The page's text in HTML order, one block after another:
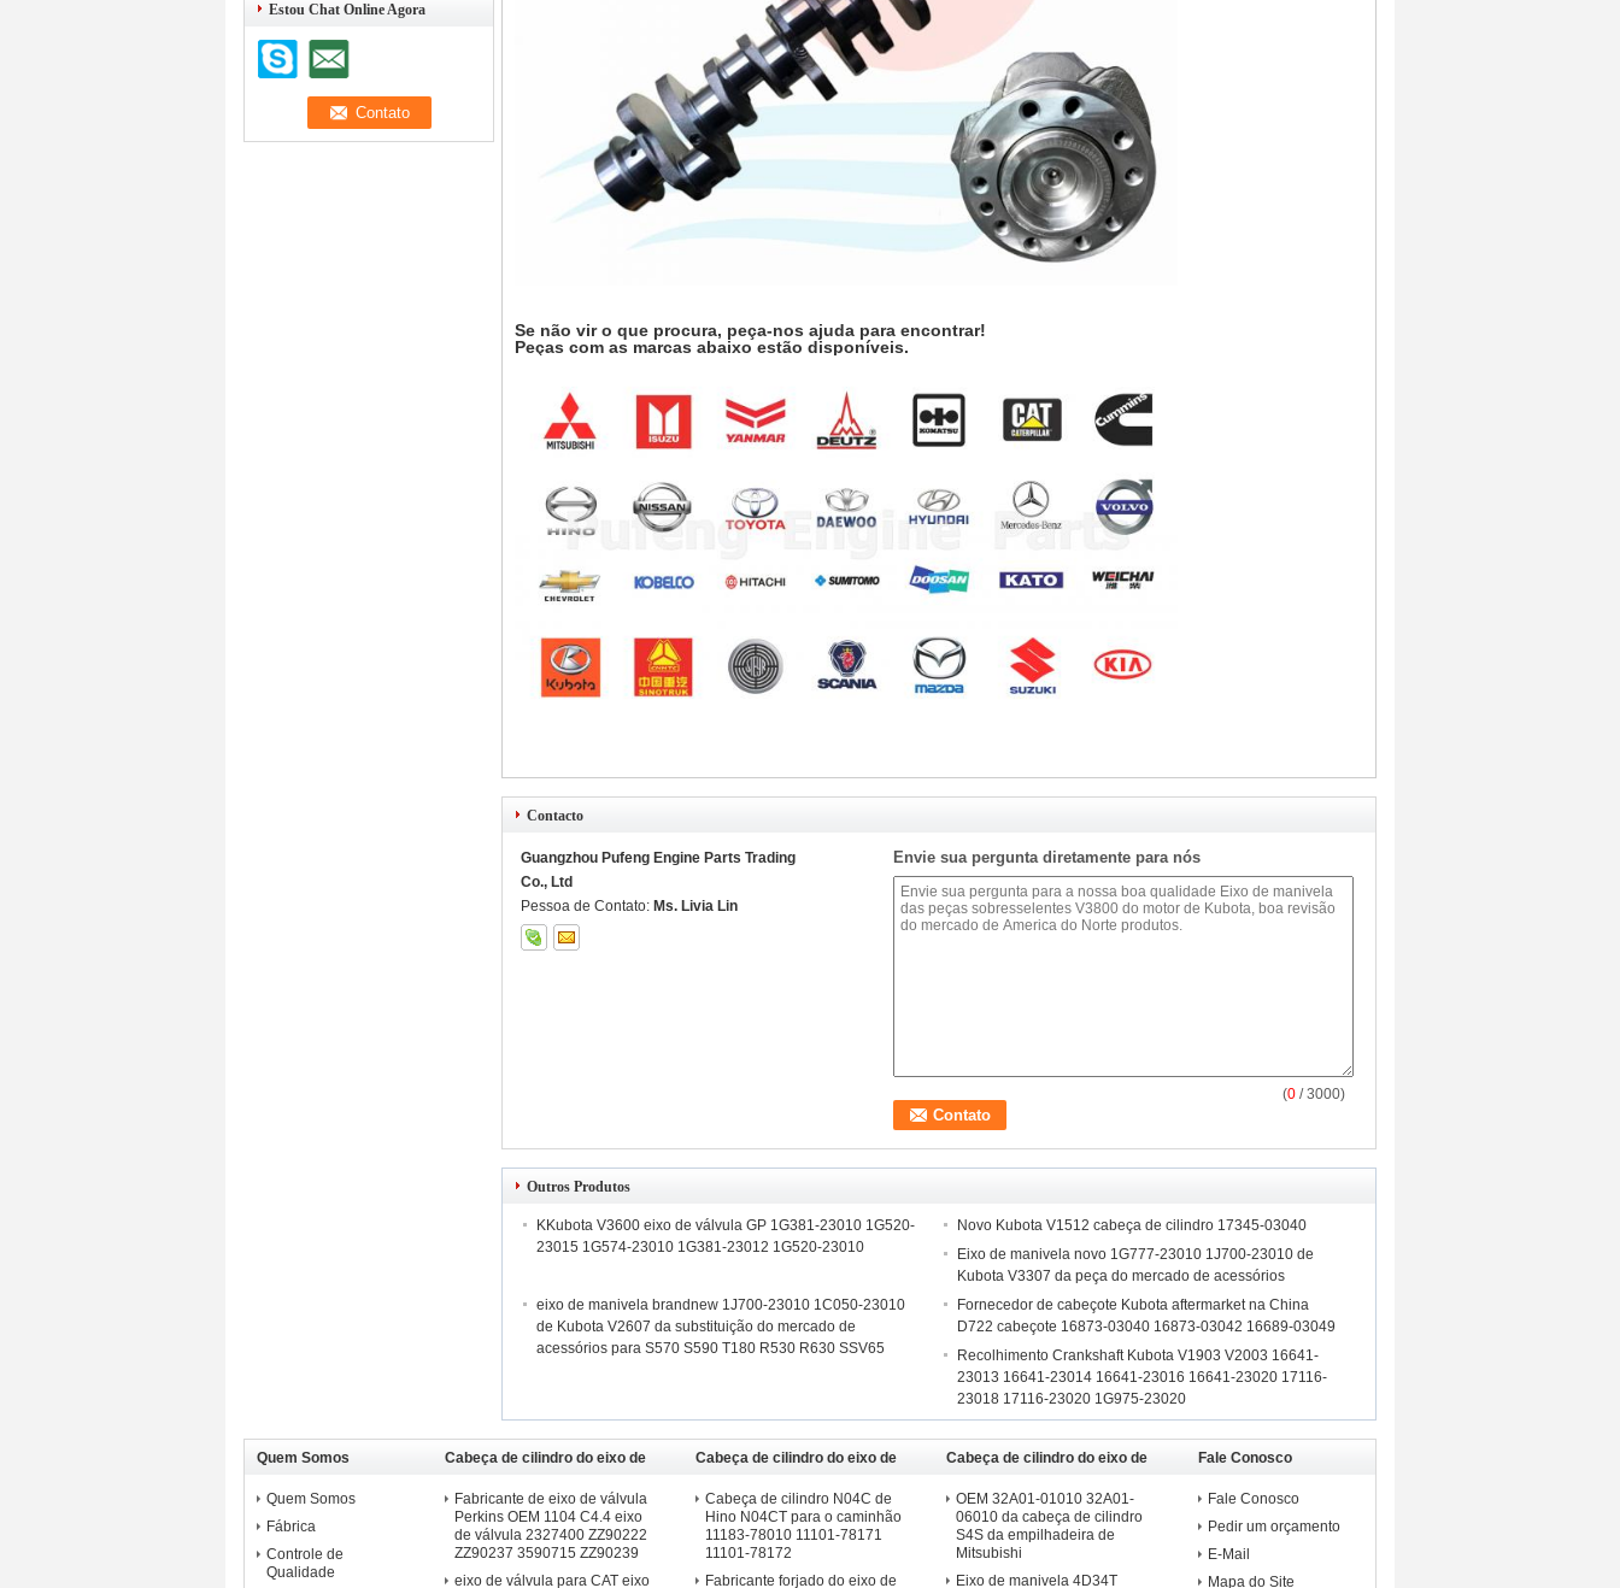
Estou Chat Online Agora
Se não vir o que procura, peça-nos ajuda para encontrar!
Peças com as marcas abaixo estão disponíveis.
Contacto
Guangzhou Pufeng Engine Parts Trading
Co., Ltd
Pessoa de Contato: Ms. Livia Lin
Envie sua pergunta diretamente para nós
(0 / 3000)
Outros Produtos
KKubota V3600 eixo de válvula GP 1G381-23010 1G520-
23015 1G574-23010 1G381-23012 1G520-23010
Novo Kubota V1512 cabeça de cilindro 17345-03040
Eixo de manivela novo 1G777-23010 1J700-23010 de
Kubota V3307 da peça do mercado de acessórios
eixo de manivela brandnew 1J700-23010 1C050-23010
de Kubota V2607 da substituição do mercado de
acessórios para S570 S590 T180 R530 R630 SSV65
Fornecedor de cabeçote Kubota aftermarket na China
D722 cabeçote 16873-03040 16873-03042 16689-03049
Recolhimento Crankshaft Kubota V1903 V2003 16641-
23013 16641-23014 16641-23016 16641-23020 17116-
23018 17116-23020 1G975-23020
Quem Somos
Quem Somos
Fábrica
Controle de
Qualidade
Cabeça de cilindro do eixo de
manivela do CAT
Fabricante de eixo de válvula
Perkins OEM 1104 C4.4 eixo
de válvula 2327400 ZZ90222
ZZ90237 3590715 ZZ90239
eixo de válvula para CAT eixo
Cabeça de cilindro do eixo de
manivela de Hino
Cabeça de cilindro N04C de
Hino N04CT para o caminhão
11183-78010 11101-78171
11101-78172
Fabricante forjado do eixo de
Cabeça de cilindro do eixo de
manivela de Mitsubishi
OEM 32A01-01010 32A01-
06010 da cabeça de cilindro
S4S da empilhadeira de
Mitsubishi
Eixo de manivela 4D34T
Fale Conosco
Fale Conosco
Pedir um orçamento
E-Mail
Mapa do Site